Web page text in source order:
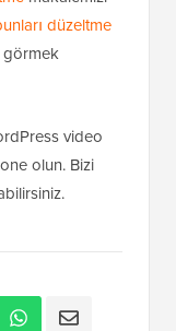
düzeltme
görmek
video
olun. Bizi